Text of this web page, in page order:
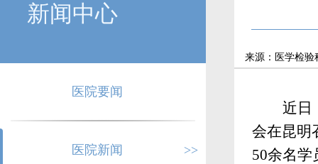
新闻中心
医院要闻
医院新闻 >>
来源：医学检验
近日
会在昆明
50余名学